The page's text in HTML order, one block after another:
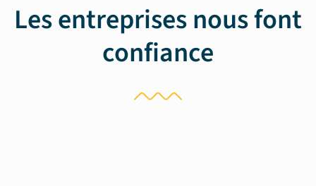
Les entreprises nous font
confiance